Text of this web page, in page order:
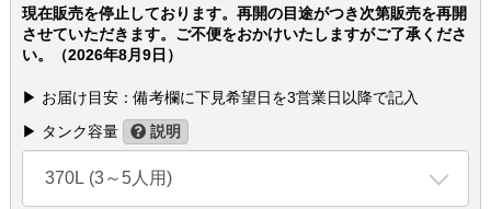
現在販売を停止しております。再開の目途がつき次第販売を再開
させていただきます。ご不便をおかけいたしますがご了承くださ
い。（2026年8月9日）
▶ お届け目安：備考欄に下見希望日を3営業日以降で記入
▶ タンク容量
説明
370L (3～5人用)